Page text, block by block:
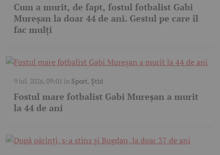
Cum a murit, de fapt, fostul fotbalist Gabi
Mureșan la doar 44 de ani. Gestul pe care îl
fac mulți
9 iul. 2026, 09:01 în Sport, Știri
Fostul mare fotbalist Gabi Mureșan a murit
la 44 de ani